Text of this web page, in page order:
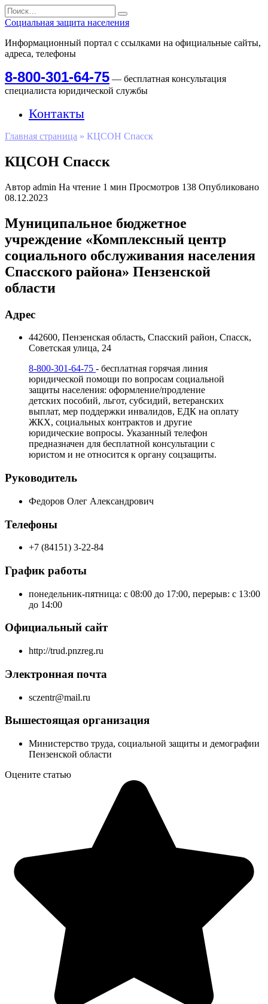
Перейти
к
содержанию
Search
for:
Социальная защита населения
Информационный портал с ссылками на официальные сайты,
адреса, телефоны
8-800-301-64-75 — бесплатная консультация
специалиста юридической службы
Контакты
Главная страница » КЦСОН Спасск
КЦСОН Спасск
Автор admin На чтение 1 мин Просмотров 138 Опубликовано
08.12.2023
Муниципальное бюджетное
учреждение «Комплексный центр
социального обслуживания населения
Спасского района» Пензенской
области
Адрес
442600, Пензенская область, Спасский район, Спасск,
Советская улица, 24
8-800-301-64-75 - бесплатная горячая линия
юридической помощи по вопросам социальной
защиты населения: оформление/продление
детских пособий, льгот, субсидий, ветеранских
выплат, мер поддержки инвалидов, ЕДК на оплату
ЖКХ, социальных контрактов и другие
юридические вопросы. Указанный телефон
предназначен для бесплатной консультации с
юристом и не относится к органу соцзащиты.
Руководитель
Федоров Олег Александрович
Телефоны
+7 (84151) 3-22-84
График работы
понедельник-пятница: с 08:00 до 17:00, перерыв: с 13:00
до 14:00
Официальный сайт
http://trud.pnzreg.ru
Электронная почта
sczentr@mail.ru
Вышестоящая организация
Министерство труда, социальной защиты и демографии
Пензенской области
Оцените статью